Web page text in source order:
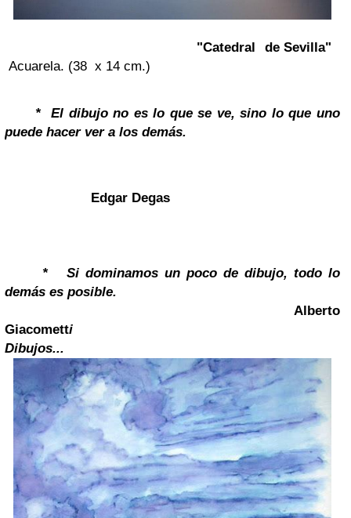
"Catedral de Sevilla"
Acuarela. (38 x 14 cm.)
*El dibujo no es lo que se ve, sino lo que uno
puede hacer ver a los demás.
Edgar Degas
* Si dominamos un poco de dibujo, todo lo
demás es posible.
Alberto
Giacometti
Dibujos...